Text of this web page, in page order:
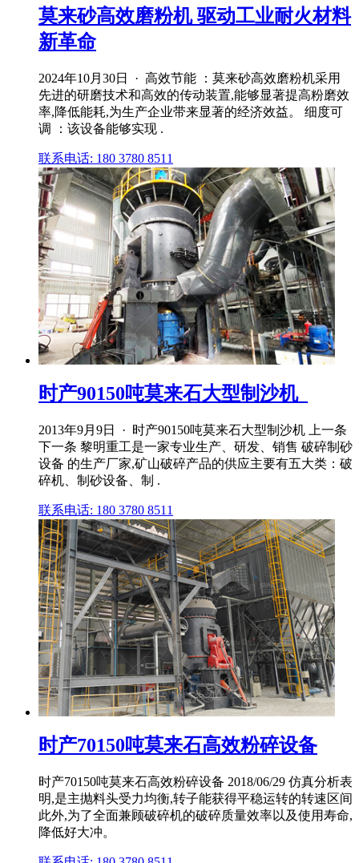
莫来砂高效磨粉机 驱动工业耐火材料
新革命
2024年10月30日 · 高效节能 ：莫来砂高效磨粉机采用
先进的研磨技术和高效的传动装置,能够显著提高粉磨效
率,降低能耗,为生产企业带来显著的经济效益。 细度可
调 ：该设备能够实现 .
联系电话: 180 3780 8511
时产90150吨莫来石大型制沙机_
2013年9月9日 · 时产90150吨莫来石大型制沙机 上一条
下一条 黎明重工是一家专业生产、研发、销售 破碎制砂
设备 的生产厂家,矿山破碎产品的供应主要有五大类：破
碎机、制砂设备、制 .
联系电话: 180 3780 8511
时产70150吨莫来石高效粉碎设备
时产70150吨莫来石高效粉碎设备 2018/06/29 仿真分析表
明,是主抛料头受力均衡,转子能获得平稳运转的转速区间
此外,为了全面兼顾破碎机的破碎质量效率以及使用寿命,
降低好大冲。